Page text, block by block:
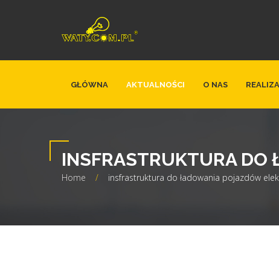
GŁÓWNA AKTUALNOŚCI O NAS
INSFRASTRUKTURA DO
Home / insfrastruktura do ładowania pojazdów